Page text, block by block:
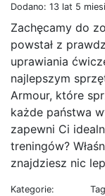
Dodano: 13 lat 5
Zachęcamy do
powstał z
uprawiania
najlepszym
Armour, które
każde państwa
zapewni Ci
treningów?
znajdziesz nic
Kategorie: